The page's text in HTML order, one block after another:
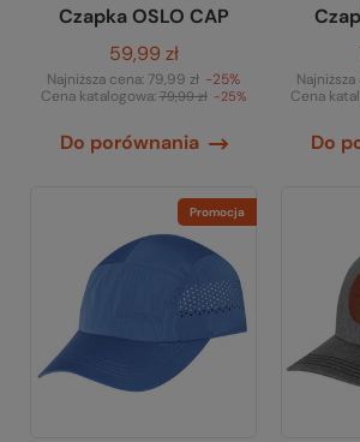
Czapka OSLO CAP
59,99 zł
Najniższa cena: 79,99 zł -25%
Cena katalogowa:79,99 zł -25%
Do porównania
Cena
Do
Promocja